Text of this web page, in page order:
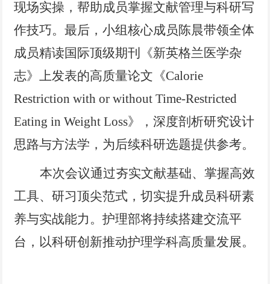
现场实操，帮助成员掌握文献管理与科研写
作技巧。最后，小组核心成员陈晨带领全体
成员精读国际顶级期刊
《新英格兰医学杂
志》上发表的高质量论文 《Calorie
Restriction with or without Time-Restricted
Eating in Weight Loss》
，深度剖析研究设计
思路与方法学，为后续科研选题提供参考。
本次会议通过夯实文献基础、掌握高效
工具、研习顶尖范式，切实提升成员科研素
养与实战能力。护理部将持续搭建交流平
台，以科研创新推动护理学科高质量发展。